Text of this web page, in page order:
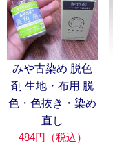
みや古染め 脱色
剤 生地・布用 脱
色・色抜き・染め
直し
484円（税込）